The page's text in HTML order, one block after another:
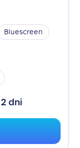
Bluescreen
dni